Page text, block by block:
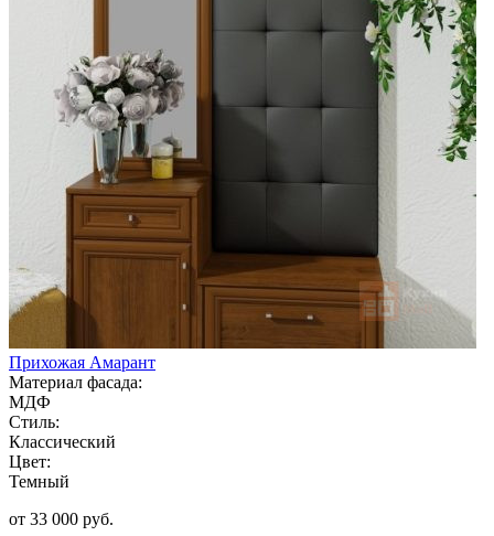
Прихожая Амарант
Материал фасада:
МДФ
Стиль:
Классический
Цвет:
Темный
от 33 000 руб.